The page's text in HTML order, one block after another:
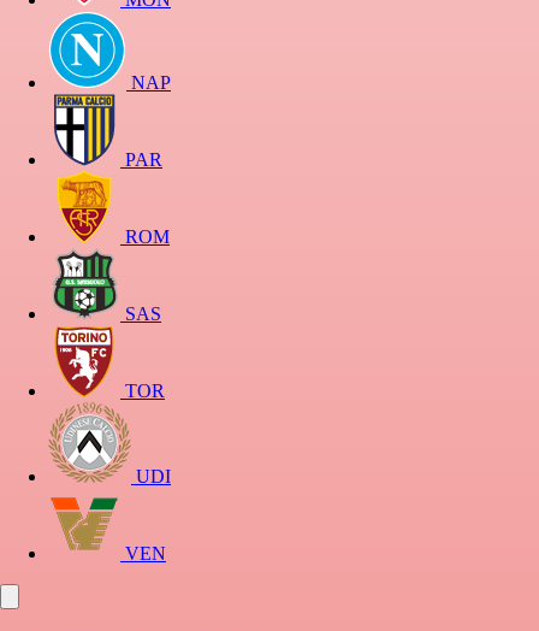
NAP
PAR
ROM
SAS
TOR
UDI
VEN